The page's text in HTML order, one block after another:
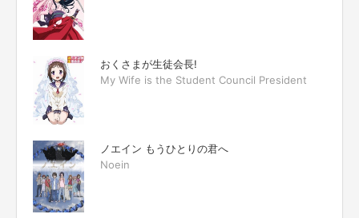
おくさまが生徒会長!
My Wife is the Student Council President
ノエイン もうひとりの君へ
Noein